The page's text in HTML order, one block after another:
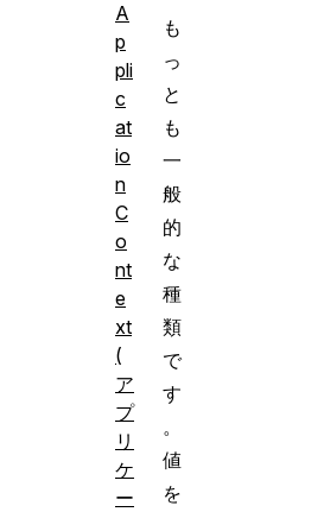
も
っ
と
も
一
般
的
な
種
類
で
す
。
値
を
A
p
pli
c
at
io
n
C
o
nt
e
xt
(
ア
プ
リ
ケ
ー